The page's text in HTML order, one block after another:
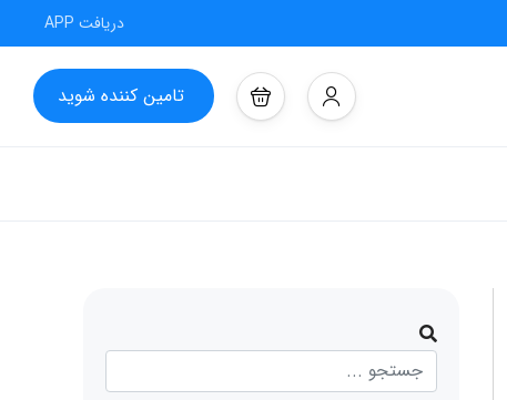
دریافت APP
تامین کننده شوید